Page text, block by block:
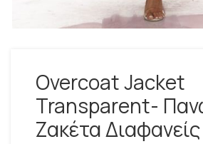
Overcoat Jacket
Transparent-
Ζακέτα Διαφανείς